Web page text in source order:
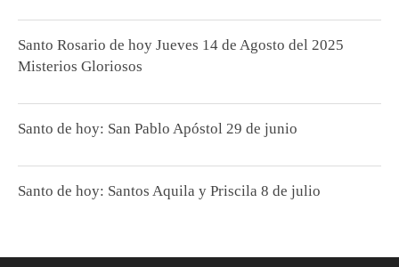
Santo Rosario de hoy Jueves 14 de Agosto del 2025
Misterios Gloriosos
Santo de hoy: San Pablo Apóstol 29 de junio
Santo de hoy: Santos Aquila y Priscila 8 de julio